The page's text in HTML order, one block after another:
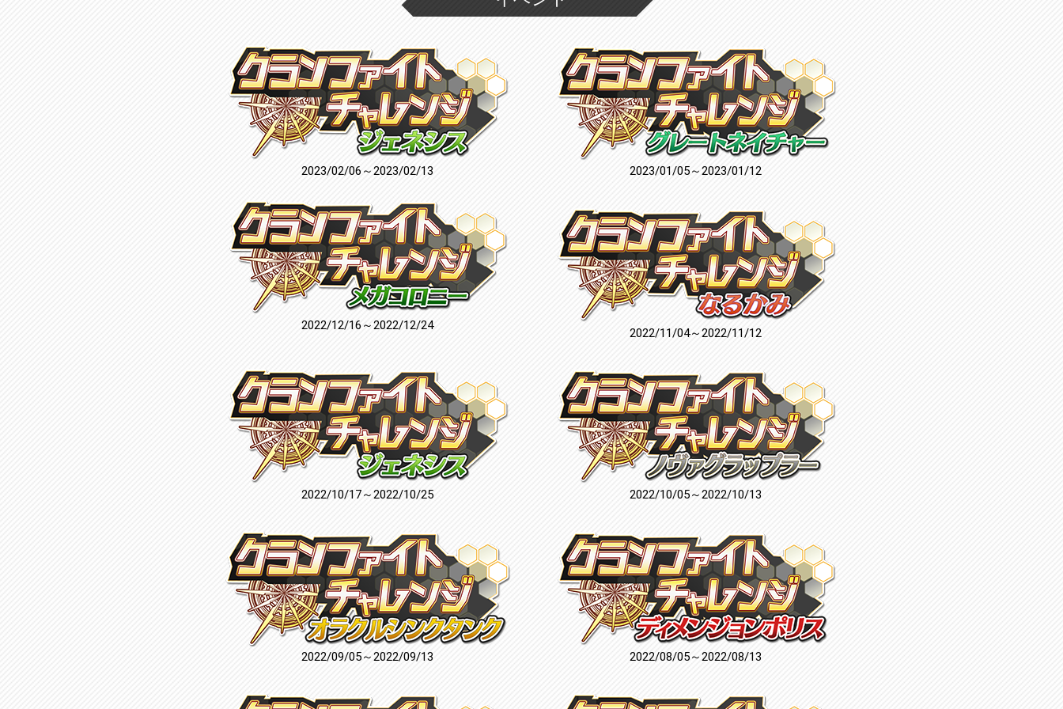
2023/02/06～2023/02/13 2023/01/05～2023/01/12
2022/12/16～2022/12/24
2022/11/04～2022/11/12
2022/10/17～2022/10/25 2022/10/05～2022/10/13
2022/09/05～2022/09/13 2022/08/05～2022/08/13